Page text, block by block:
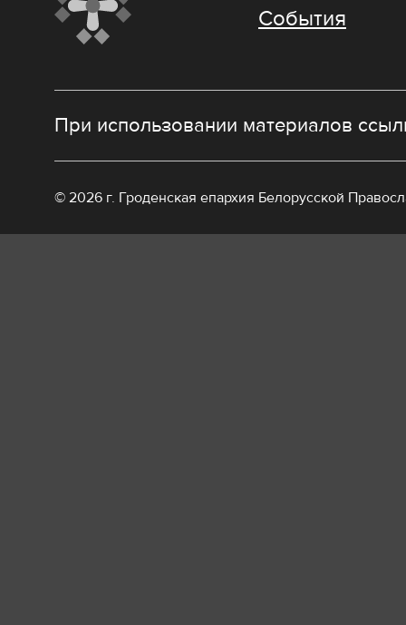
События
При использовании материалов
© 2026 г. Гроденская епархия Белорусской